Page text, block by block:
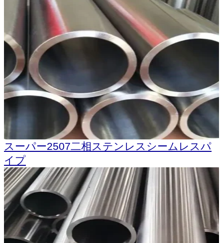
スーパー2507二相ステンレスシームレスパ
イプ